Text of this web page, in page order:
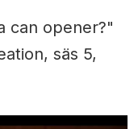
can opener?"
säs 5,